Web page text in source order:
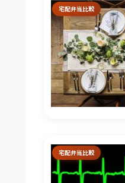
宅配弁当比較
宅配弁当比較